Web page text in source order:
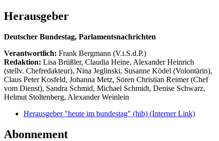
Herausgeber
Deutscher Bundestag, Parlamentsnachrichten
Verantwortlich: Frank Bergmann (V.i.S.d.P.)
Redaktion: Lisa Brüßler, Claudia Heine, Alexander Heinrich
(stellv. Chefredakteur), Nina Jeglinski, Susanne Ködel (Volontärin),
Claus Peter Kosfeld, Johanna Metz, Sören Christian Reimer (Chef
vom Dienst), Sandra Schmid, Michael Schmidt, Denise Schwarz,
Helmut Stoltenberg, Alexander Weinlein
Herausgeber "heute im bundestag" (hib) (Interner Link)
Abonnement